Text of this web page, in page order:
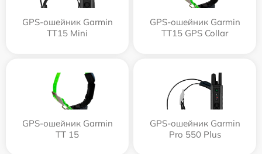
GPS-ошейник Garmin
TT15 Mini
GPS-ошейник Garmin
TT15 GPS Collar
GPS-ошейник Garmin
TT 15
GPS-ошейник Garmin
Pro 550 Plus